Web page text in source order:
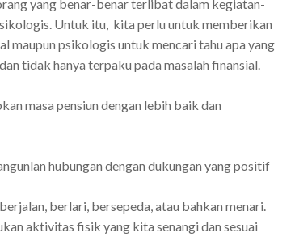
yang benar-benar terlibat dalam kegiatan-
Untuk itu, kita perlu untuk memberikan
maupun psikologis untuk mencari tahu apa yang
tidak hanya terpaku pada masalah finansial.
masa pensiun dengan lebih baik dan
hubungan dengan dukungan yang positif
berlari, bersepeda, atau bahkan menari.
aktivitas fisik yang kita senangi dan sesuai